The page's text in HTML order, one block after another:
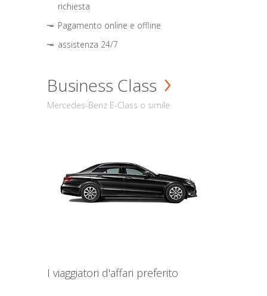
richiesta
Pagamento online e offline
assistenza 24/7
Business Class
Mercedes-Benz E-Class o simile
I viaggiatori d'affari preferito